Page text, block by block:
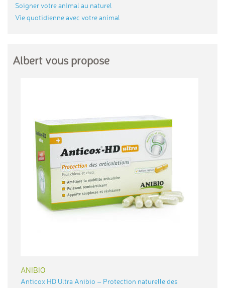
Soigner votre animal au naturel
Vie quotidienne avec votre animal
Albert vous propose
ANIBIO
Anticox HD Ultra Anibio – Protection naturelle des